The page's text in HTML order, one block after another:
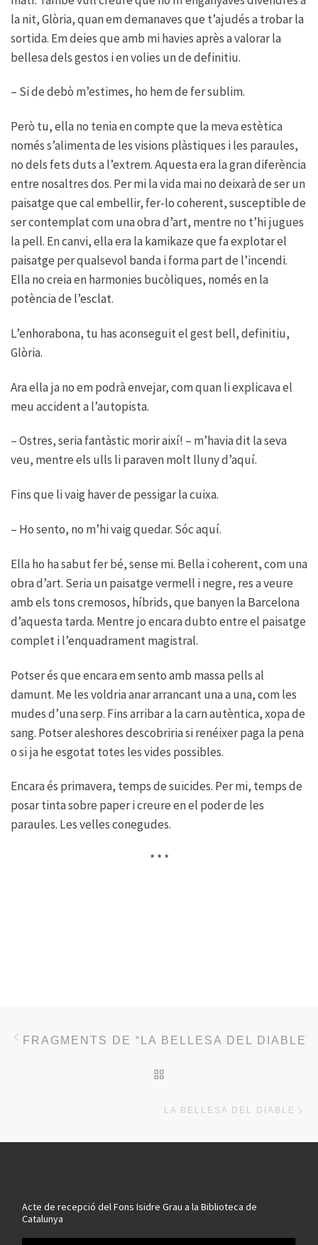
la nit, Glòria, quan em demanaves que t’ajudés a trobar la
sortida. Em deies que amb mi havies après a valorar la
bellesa dels gestos i en volies un de definitiu.
– Si de debò m’estimes, ho hem de fer sublim.
Però tu, ella no tenia en compte que la meva estètica
només s’alimenta de les visions plàstiques i les paraules,
no dels fets duts a l’extrem. Aquesta era la gran diferència
entre nosaltres dos. Per mi la vida mai no deixarà de ser un
paisatge que cal embellir, fer-lo coherent, susceptible de
ser contemplat com una obra d’art, mentre no t’hi jugues
la pell. En canvi, ella era la kamikaze que fa explotar el
paisatge per qualsevol banda i forma part de l’incendi.
Ella no creia en harmonies bucòliques, només en la
potència de l’esclat.
L’enhorabona, tu has aconseguit el gest bell, definitiu,
Glòria.
Ara ella ja no em podrà envejar, com quan li explicava el
meu accident a l’autopista.
– Ostres, seria fantàstic morir així! – m’havia dit la seva
veu, mentre els ulls li paraven molt lluny d’aquí.
Fins que li vaig haver de pessigar la cuixa.
– Ho sento, no m’hi vaig quedar. Sóc aquí.
Ella ho ha sabut fer bé, sense mi. Bella i coherent, com una
obra d’art. Seria un paisatge vermell i negre, res a veure
amb els tons cremosos, híbrids, que banyen la Barcelona
d’aquesta tarda. Mentre jo encara dubto entre el paisatge
complet i l’enquadrament magistral.
Potser és que encara em sento amb massa pells al
damunt. Me les voldria anar arrancant una a una, com les
mudes d’una serp. Fins arribar a la carn autèntica, xopa de
sang. Potser aleshores descobriria si renéixer paga la pena
o si ja he esgotat totes les vides possibles.
Encara és primavera, temps de suïcides. Per mi, temps de
posar tinta sobre paper i creure en el poder de les
paraules. Les velles conegudes.
* * *
FRAGMENTS DE “LA BELLESA DEL DIABLE”
LA BELLESA DEL DIABLE
Acte de recepció del Fons Isidre Grau a la Biblioteca de
Catalunya